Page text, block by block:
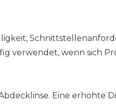
verwendet, wenn sich
Eine erhöhte